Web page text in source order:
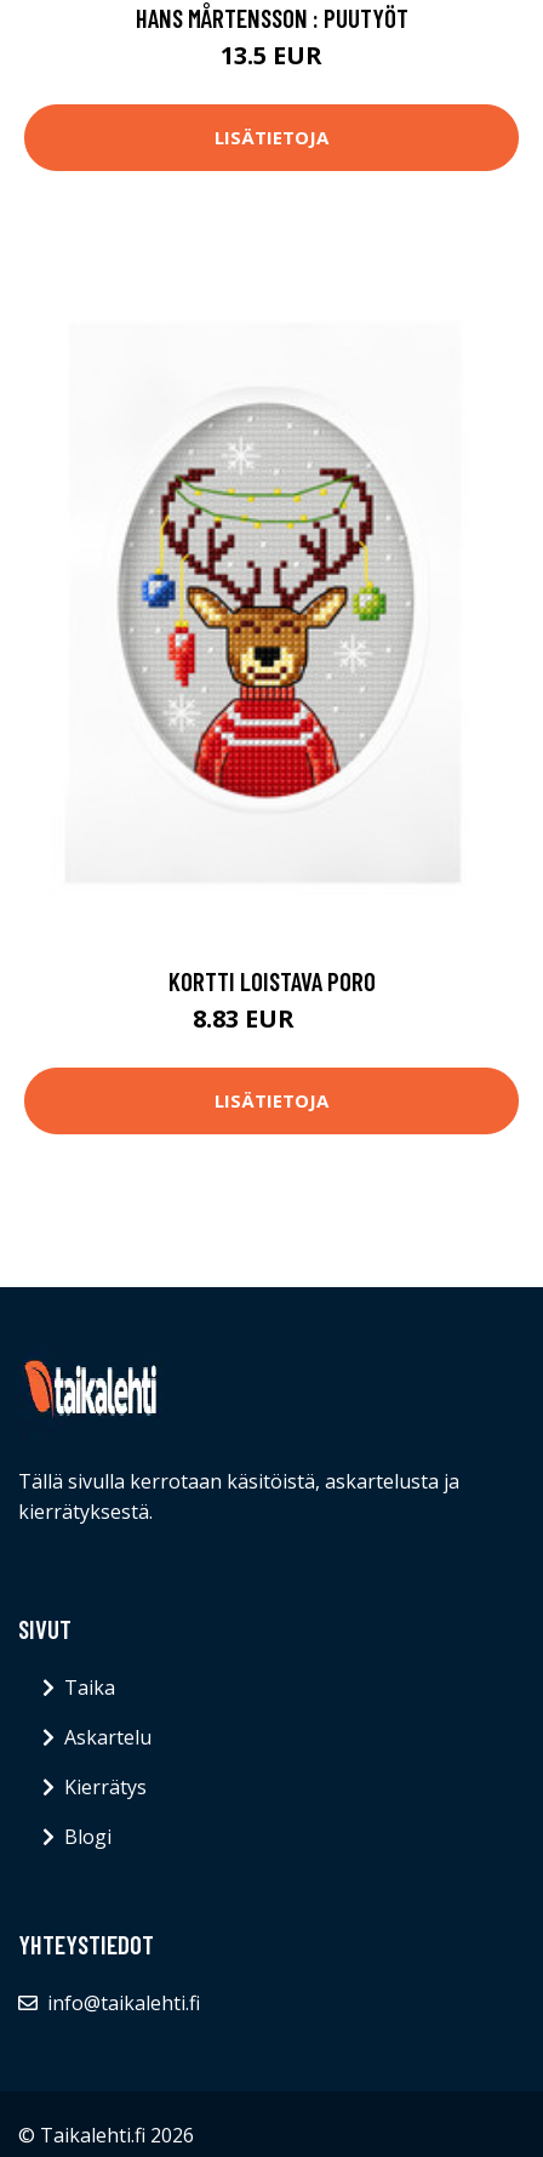
HANS MÅRTENSSON : PUUTYÖT
13.5 EUR
LISÄTIETOJA
KORTTI LOISTAVA PORO
8.83 EUR
LISÄTIETOJA
Tällä sivulla kerrotaan käsitöistä, askartelusta ja
kierrätyksestä.
SIVUT
Taika
Askartelu
Kierrätys
Blogi
YHTEYSTIEDOT
info@taikalehti.fi
© Taikalehti.fi 2026